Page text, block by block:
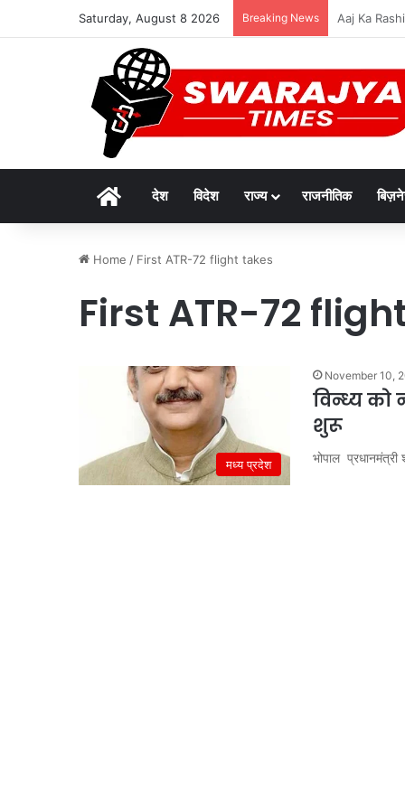
Saturday, August 8 2026 Breaking News दुर्लभ पैंगोलिन
Homeदेश विदेश राज्य राजनीतिक
Home / First ATR-72 flight takes
First ATR-72
मध्य प्रदेश
November 10,
विन्ध्य
शुरू
भोपाल